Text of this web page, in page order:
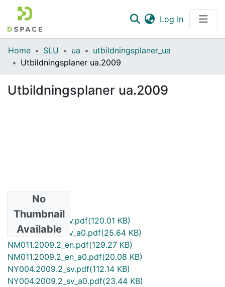
Log In(current)
Communities & Collections
All of DSpace
Statistics
Home SLU ua
utbildningsplaner_ua
Utbildningsplaner ua.2009
Utbildningsplaner ua.2009
No
Thumbnail
Available
NM011.2009.2_sv.pdf(120.01 KB)
NM011.2009.2_sv_a0.pdf(25.64 KB)
NM011.2009.2_en.pdf(129.27 KB)
NM011.2009.2_en_a0.pdf(20.08 KB)
NY004.2009.2_sv.pdf(112.14 KB)
NY004.2009.2_sv_a0.pdf(23.44 KB)